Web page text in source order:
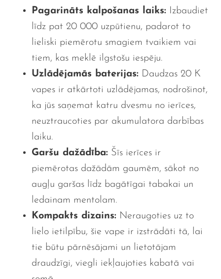
Pagarināts kalpošanas laiks: Izbaudiet
līdz pat 20 000 uzpūtienu, padarot to
lieliski piemērotu smagiem tvaikiem vai
tiem, kas meklē ilgstošu iespēju.
Uzlādējamās baterijas: Daudzas 20 K
vapes ir atkārtoti uzlādējamas, nodrošinot,
ka jūs saņemat katru dvesmu no ierīces,
neuztraucoties par akumulatora darbības
laiku.
Garšu dažādība: Šīs ierīces ir
piemērotas dažādām gaumēm, sākot no
augļu garšas līdz bagātīgai tabakai un
ledainam mentolam.
Kompakts dizains: Neraugoties uz to
lielo ietilpību, šie vape ir izstrādāti tā, lai
tie būtu pārnēsājami un lietotājam
draudzīgi, viegli iekļaujoties kabatā vai